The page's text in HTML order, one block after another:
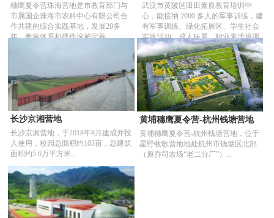
穗鹰夏令营珠海营地是市教育部门与
市属国企珠海市农科中心有限公司合
作共建的综合实践基地，发展20多
年，教学体系和硬件设施完善...
武汉市黄陂区田田素质教育培训中
心，能接纳 2000 多人的军事训练，建
有军事训练、绿化拓展区、学生社会
实践活动、成人拓展、职业素质培训
的场地和设施...
长沙京湘营地
长沙京湘营地，于2018年8月建成并投
入使用，校园总面积约103亩，总建筑
面积约5.6万平方米...
黄埔穗鹰夏令营-杭州钱塘营地
黄埔穗鹰夏令营-杭州钱塘营地，位于
星野牧歌营地地处杭州市钱塘区北部
（原乔司农场“老二分厂”）...